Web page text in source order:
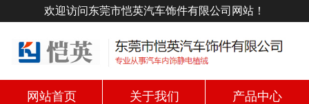
欢迎访问东莞市恺英汽车饰件有限公司网站！
网站首页 关于我们 产品中心